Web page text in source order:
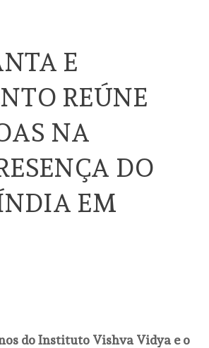
E
REÚNE
NA
DO
EM
do Instituto Vishva Vidya e o